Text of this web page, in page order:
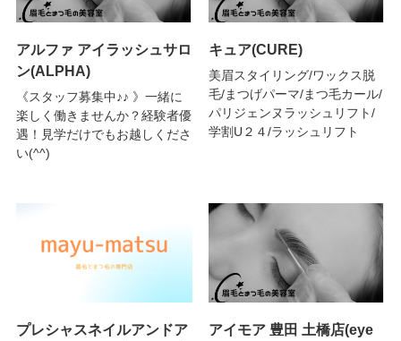
アルファ アイラッシュサロ
ン(ALPHA)
《スタッフ募集中♪♪ 》一緒に
楽しく働きませんか？経験者優
遇！見学だけでもお越しくださ
い(^^)
キュア(CURE)
美眉スタイリング/ワックス脱
毛/まつげパーマ/まつ毛カール/
パリジェンヌラッシュリフト/
学割U２４/ラッシュリフト
プレシャスネイルアンドア
アイモア 豊田 土橋店(eye